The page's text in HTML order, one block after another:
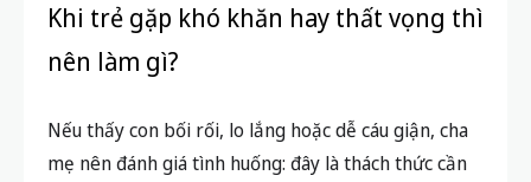
Khi trẻ gặp khó khăn hay thất vọng thì
nên làm gì?
Nếu thấy con bối rối, lo lắng hoặc dễ cáu giận, cha
mẹ nên đánh giá tình huống: đây là thách thức cần